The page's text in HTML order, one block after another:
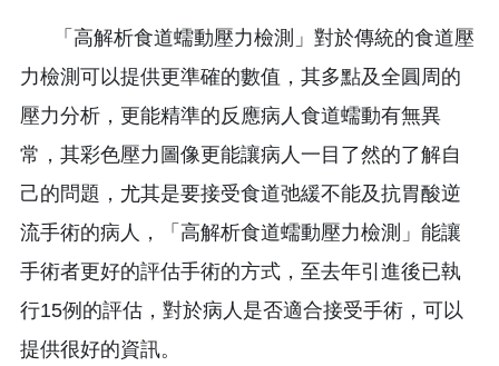
「高解析食道蠕動壓力檢測」對於傳統的食道壓
力檢測可以提供更準確的數值，其多點及全圓周的
壓力分析，更能精準的反應病人食道蠕動有無異
常，其彩色壓力圖像更能讓病人一目了然的了解自
己的問題，尤其是要接受食道弛緩不能及抗胃酸逆
流手術的病人，「高解析食道蠕動壓力檢測」能讓
手術者更好的評估手術的方式，至去年引進後已執
行15例的評估，對於病人是否適合接受手術，可以
提供很好的資訊。